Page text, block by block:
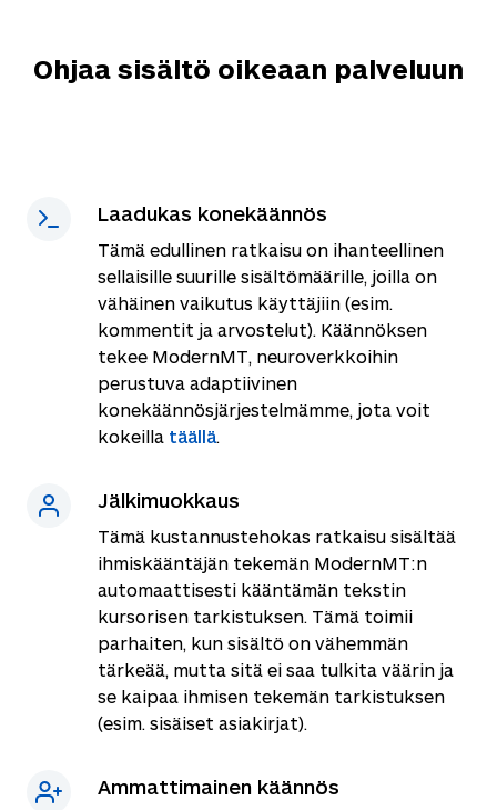
Ohjaa sisältö oikeaan palveluun
Laadukas konekäännös
Tämä edullinen ratkaisu on ihanteellinen
sellaisille suurille sisältömäärille, joilla on
vähäinen vaikutus käyttäjiin (esim.
kommentit ja arvostelut). Käännöksen
tekee ModernMT, neuroverkkoihin
perustuva adaptiivinen
konekäännösjärjestelmämme, jota voit
kokeilla täällä.
Jälkimuokkaus
Tämä kustannustehokas ratkaisu sisältää
ihmiskääntäjän tekemän ModernMT:n
automaattisesti kääntämän tekstin
kursorisen tarkistuksen. Tämä toimii
parhaiten, kun sisältö on vähemmän
tärkeää, mutta sitä ei saa tulkita väärin ja
se kaipaa ihmisen tekemän tarkistuksen
(esim. sisäiset asiakirjat).
Ammattimainen käännös